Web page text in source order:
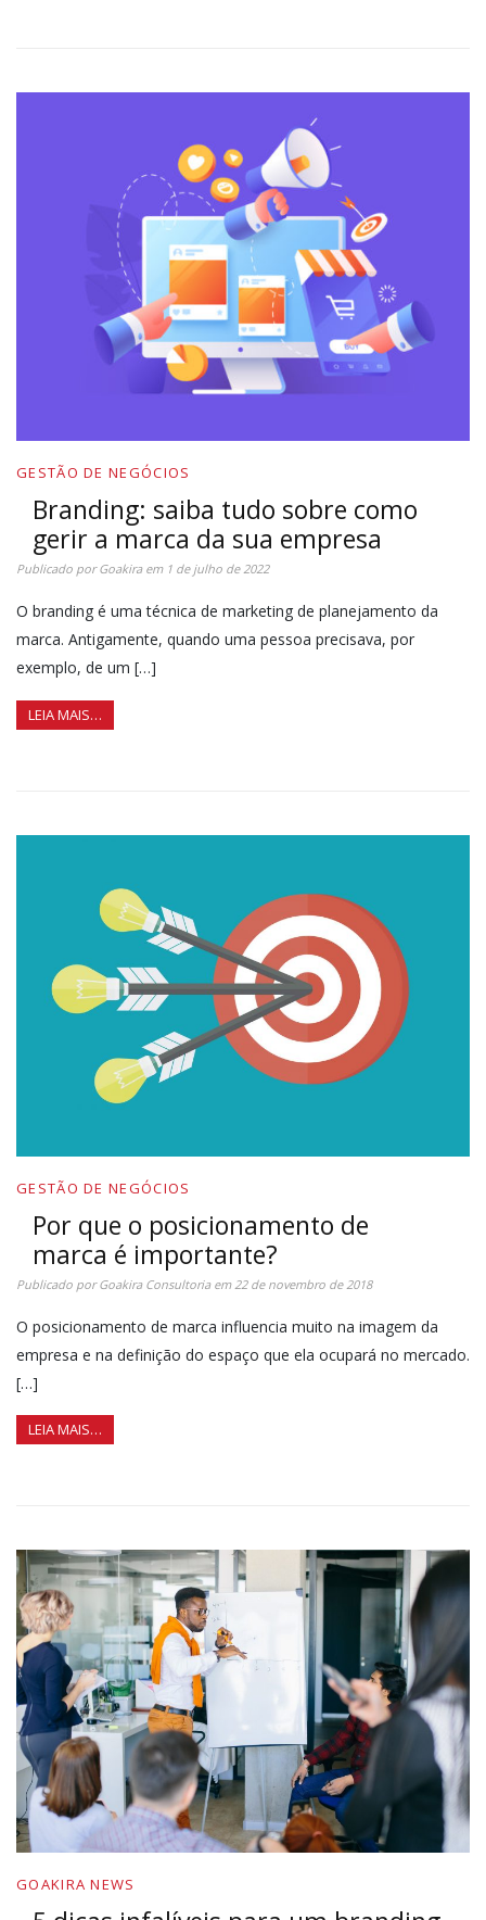
GESTÃO DE NEGÓCIOS
Branding: saiba tudo sobre como
gerir a marca da sua empresa
Publicado porGoakiraem 1 de julho de 2022
O branding é uma técnica de marketing de planejamento da
marca. Antigamente, quando uma pessoa precisava, por
exemplo, de um […]
LEIA MAIS…
GESTÃO DE NEGÓCIOS
Por que o posicionamento de
marca é importante?
Publicado porGoakira Consultoriaem 22 de novembro de 2018
O posicionamento de marca influencia muito na imagem da
empresa e na definição do espaço que ela ocupará no mercado.
[…]
LEIA MAIS…
GOAKIRA NEWS